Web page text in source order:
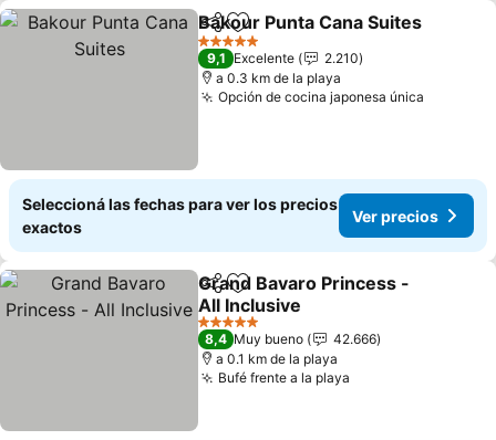
CompartirAñadir a favoritos
Bakour Punta Cana Suites
5 Estrellas
9,1 Excelente
2.210
a 0.3 km de la playa
Opción de cocina japonesa única
Seleccioná las fechas para ver los precios
exactos
Ver precios
CompartirAñadir a favoritos
Grand Bavaro Princess -
All Inclusive
Ver precios
5 Estrellas
8,4 Muy bueno
42.666
a 0.1 km de la playa
Bufé frente a la playa